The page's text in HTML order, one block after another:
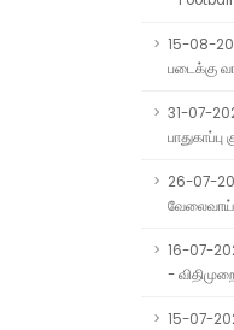
15-08-
படைக்கு
31-07-
பாதுகாப்பு
26-07-
16-07-
-
15-07-